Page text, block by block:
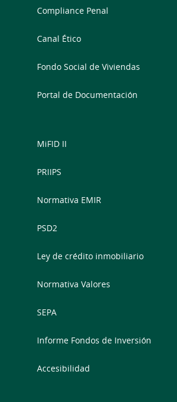
Compliance Penal
Canal Ético
Fondo Social de Viviendas
Portal de Documentación
MiFID II
PRIIPS
Normativa EMIR
PSD2
Ley de crédito inmobiliario
Normativa Valores
SEPA
Informe Fondos de Inversión
Accesibilidad